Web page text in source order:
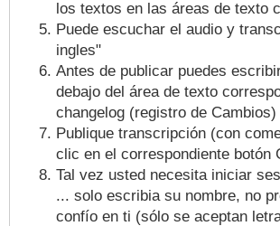
los textos en las áreas de texto
Puede escuchar el audio y
ingles"
Antes de publicar puedes
debajo del área de texto
changelog (registro de Cambios)
Publique transcripción (con
clic en el correspondiente botón
Tal vez usted necesita iniciar
... solo escribia su nombre, no
confío en ti (sólo se aceptan